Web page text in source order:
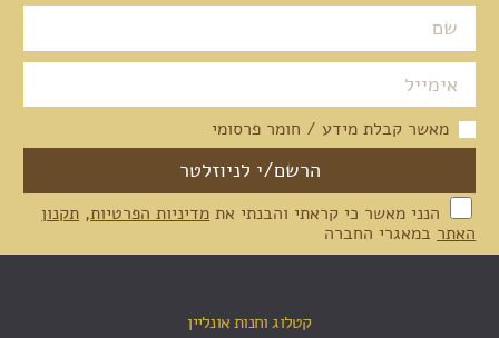
מאשר קבלת מידע / חומר פרסומי
הנני מאשר כי קראתי והבנתי את מדיניות הפרטיות, תקנון
האתר במאגרי החברה
קטלוג וחנות אונליין